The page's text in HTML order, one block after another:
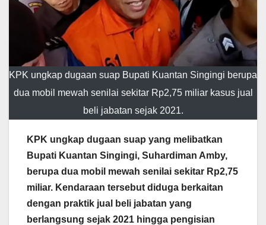
KPK ungkap dugaan suap Bupati Kuantan Singingi berupa
dua mobil mewah senilai sekitar Rp2,75 miliar kasus jual
beli jabatan sejak 2021.
KPK ungkap dugaan suap yang melibatkan
Bupati Kuantan Singingi, Suhardiman Amby,
berupa dua mobil mewah senilai sekitar Rp2,75
miliar. Kendaraan tersebut diduga berkaitan
dengan praktik jual beli jabatan yang
berlangsung sejak 2021 hingga pengisian